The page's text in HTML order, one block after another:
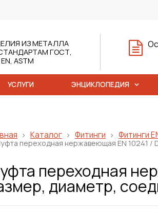
ИЗ МЕТАЛЛА
ГОСТ,
ASTM
УСЛУГИ ЭНЦИКЛОПЕДИЯ
Каталог Фитинги Фитинги
переходная нержавеющая EN 10241 /
переходная
диаметр,